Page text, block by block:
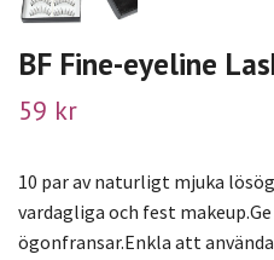
BF Fine-eyeline
59 kr
10 par av naturligt mjuka
vardagliga och fest
ögonfransar.Enkla att